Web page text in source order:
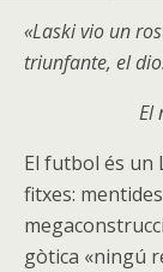
«Laski vio un
triunfante, el
El
El futbol és un
fitxes:
gòtica «ningú